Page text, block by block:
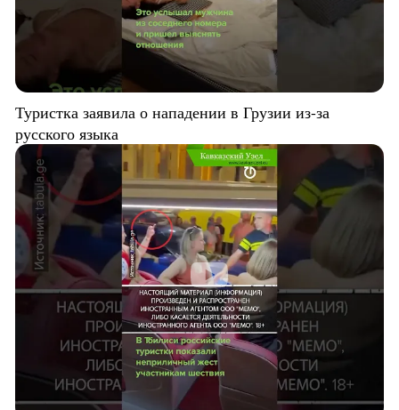
Туристка заявила о нападении в Грузии из-за
русского языка